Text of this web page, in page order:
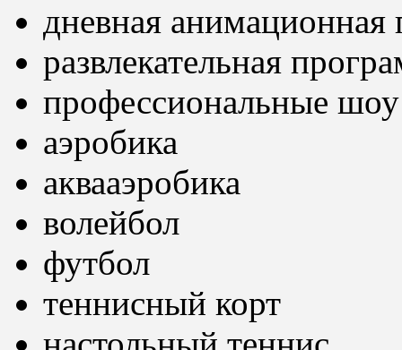
дневная анимационная
развлекательная
профессиональные шоу
аэробика
аквааэробика
волейбол
футбол
теннисный корт